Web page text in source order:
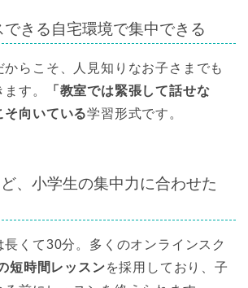
きる自宅環境で集中できる
らこそ、人見知りなお子さまでも
す。
「教室では緊張して話せな
そ向いている学習形式です。
、小学生の集中力に合わせた
くて30分。多くのオンラインスク
短時間レッスンを採用しており、子